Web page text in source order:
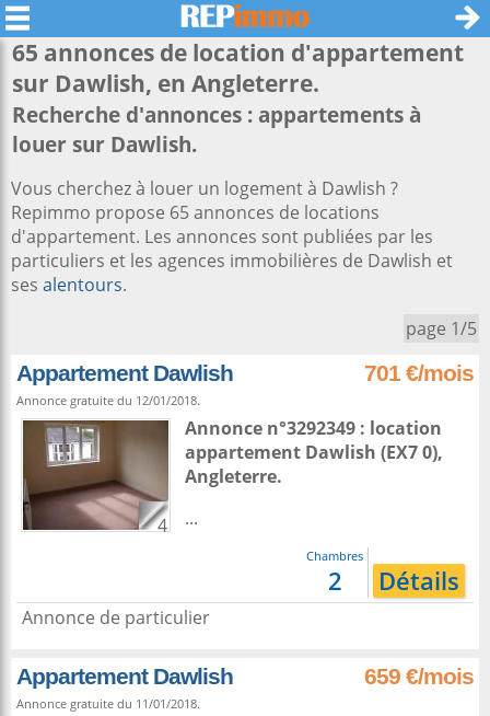
65 annonces de location d'appartement
sur Dawlish, en Angleterre.
Recherche d'annonces : appartements à
louer sur Dawlish.
Vous cherchez à louer un logement à Dawlish ?
Repimmo propose 65 annonces de locations
d'appartement. Les annonces sont publiées par les
particuliers et les agences immobilières de Dawlish et
ses alentours.
page 1/5
Appartement Dawlish 701 €/mois
Annonce gratuite du 12/01/2018.
4
Annonce n°3292349 : location
appartement Dawlish (EX7 0),
Angleterre.
...
Chambres
2 Détails
Annonce de particulier
Appartement Dawlish 659 €/mois
Annonce gratuite du 11/01/2018.